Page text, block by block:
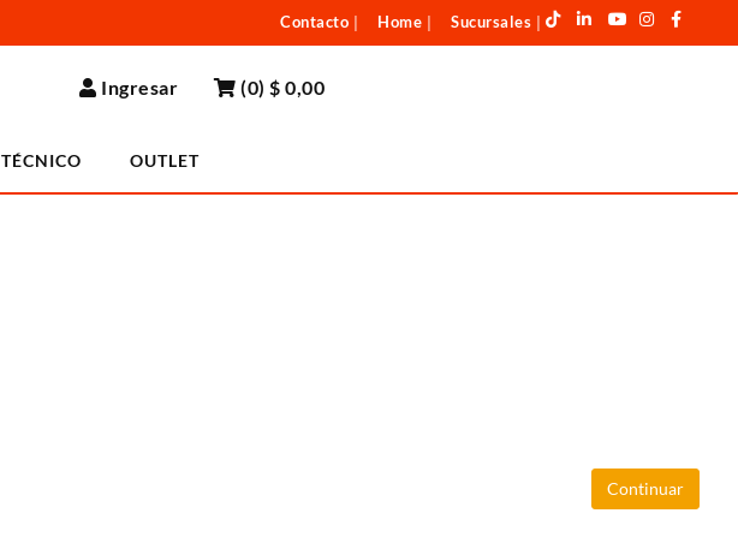
Contacto Home Sucursales
Ingresar (0)$ 0,00
OUTLET
Continuar